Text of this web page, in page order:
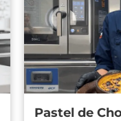
Pastel de